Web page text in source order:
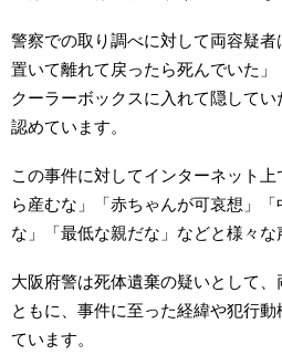
警察での取り調べに対して両容疑
置いて離れて戻ったら死んでいた
クーラーボックスに入れて隠して
認めています。
この事件に対してインターネット
ら産むな」「赤ちゃんが可哀想」
な」「最低な親だな」などと様々な
大阪府警は死体遺棄の疑いとして
ともに、事件に至った経緯や犯行
ています。